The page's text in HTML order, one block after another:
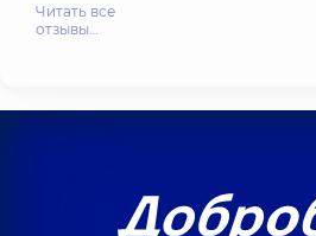
Читать все
отзывы…